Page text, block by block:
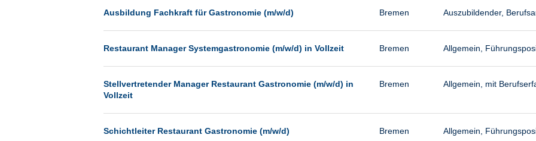
Ludwigshafen
Münster
Neu-Isenburg
Ausbildung Fachkraft für Gastronomie (m/w/d) Bremen Auszubildender,
Restaurant Manager Systemgastronomie (m/w/d) in Vollzeit Bremen Allgemein,
Stellvertretender Manager Restaurant Gastronomie (m/w/d) in
Vollzeit
Bremen Allgemein, mit
Schichtleiter Restaurant Gastronomie (m/w/d) Bremen Allgemein,